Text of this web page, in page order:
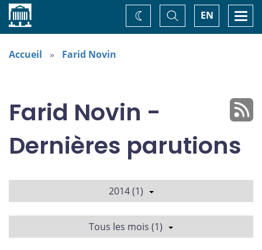
Accueil EN
Basculer
la
recherche
Changez
de
Accueil Farid Novin
Farid Novin -
Dernières parutions
2014 (1)
Tous les mois (1)